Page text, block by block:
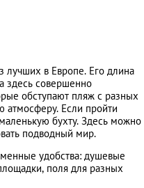
лучших в Европе. Его длина
совершенно
обступают пляж с разных
атмосферу. Если пройти
бухту. Здесь можно
подводный мир.
удобства: душевые
поля для разных